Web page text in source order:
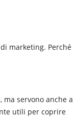
marketing. Perché
servono anche a
utili per coprire